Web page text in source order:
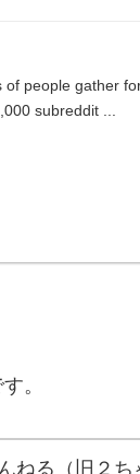
of people gather
subreddit ...
。
ねる（旧２